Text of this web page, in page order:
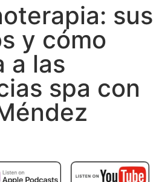
sus
y cómo
a las
spa con